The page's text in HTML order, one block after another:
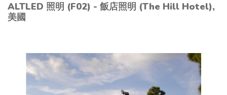
ALTLED 照明 (F02) - 飯店照明 (The Hill Hotel),
美國